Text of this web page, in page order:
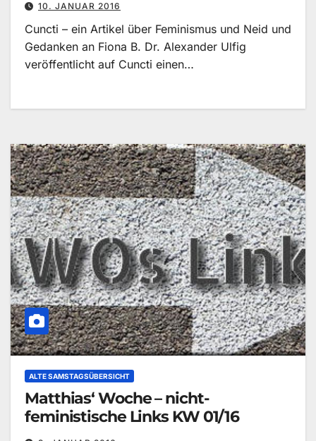
10. JANUAR 2016
Cuncti – ein Artikel über Feminismus und Neid und
Gedanken an Fiona B. Dr. Alexander Ulfig
veröffentlicht auf Cuncti einen…
ALTE SAMSTAGSÜBERSICHT
Matthias‘ Woche – nicht-
feministische Links KW 01/16